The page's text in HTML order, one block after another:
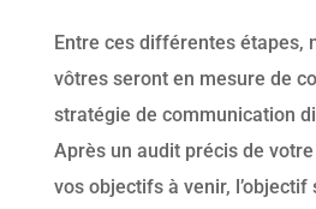
Entre ces différentes étapes,
vôtres seront en mesure de
stratégie de communication
Après un audit précis de
vos objectifs à venir,